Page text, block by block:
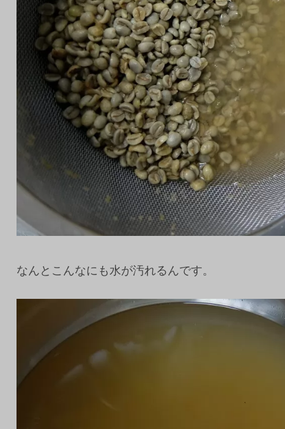
なんとこんなにも水が汚れるんです。